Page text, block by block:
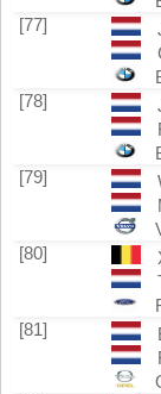
[77]
[78]
[79]
[80]
[81]